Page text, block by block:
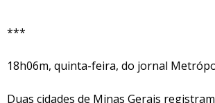
***
18h06m, quinta-feira, do jornal
Duas cidades de Minas Gerais